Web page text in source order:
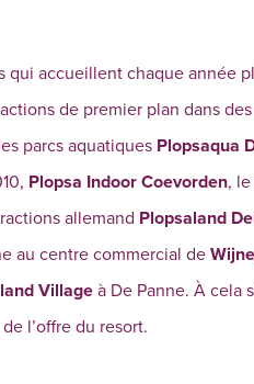
qui accueillent chaque année
de premier plan dans
parcs aquatiques Plopsaqua
Plopsa Indoor Coevorden,
allemand Plopsaland
au centre commercial de
Villageà De Panne. À cela
l’offre du resort.